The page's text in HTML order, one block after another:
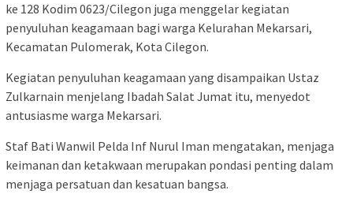
ke 128 Kodim 0623/Cilegon juga menggelar kegiatan
penyuluhan keagamaan bagi warga Kelurahan Mekarsari,
Kecamatan Pulomerak, Kota Cilegon.
Kegiatan penyuluhan keagamaan yang disampaikan Ustaz
Zulkarnain menjelang Ibadah Salat Jumat itu, menyedot
antusiasme warga Mekarsari.
Staf Bati Wanwil Pelda Inf Nurul Iman mengatakan, menjaga
keimanan dan ketakwaan merupakan pondasi penting dalam
menjaga persatuan dan kesatuan bangsa.